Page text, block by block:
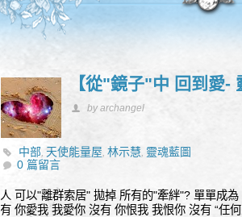
【從"鏡子"中 回到愛-
by archangel
中部, 天使能量屋,林示慧, 靈魂藍圖
0 篇留言
人 可以"離群索居" 拋掉 所有的"牽絆"? 單單成
有 你愛我 我愛你 沒有 你恨我 我恨你 沒有 “任